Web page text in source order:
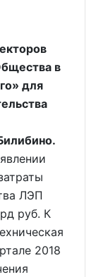
в
для
ЛЭП
руб. К
2018